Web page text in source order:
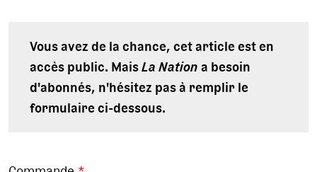
Vous avez de la chance, cet article est en
accès public. MaisLa Nationa besoin
d'abonnés, n'hésitez pas à remplir le
formulaire ci-dessous.